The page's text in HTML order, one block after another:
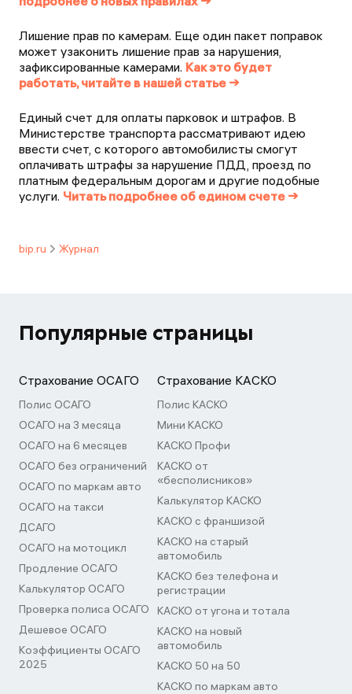
Лишение прав по камерам. Еще один пакет поправок
может узаконить лишение прав за нарушения,
зафиксированные камерами. Как это будет
работать, читайте в нашей статье →
Единый счет для оплаты парковок и штрафов. В
Министерстве транспорта рассматривают идею
ввести счет, с которого автомобилисты смогут
оплачивать штрафы за нарушение ПДД, проезд по
платным федеральным дорогам и другие подобные
услуги. Читать подробнее об едином счете →
bip.ru Журнал
Популярные страницы
Страхование ОСАГО
Полис ОСАГО
ОСАГО на 3 месяца
ОСАГО на 6 месяцев
ОСАГО без ограничений
ОСАГО по маркам авто
ОСАГО на такси
ДСАГО
ОСАГО на мотоцикл
Продление ОСАГО
Калькулятор ОСАГО
Проверка полиса ОСАГО
Дешевое ОСАГО
Коэффициенты ОСАГО
2025
Страхование КАСКО
Полис КАСКО
Мини КАСКО
КАСКО Профи
КАСКО от
«бесполисников»
Калькулятор КАСКО
КАСКО с франшизой
КАСКО на старый
автомобиль
КАСКО без телефона и
регистрации
КАСКО от угона и тотала
КАСКО на новый
автомобиль
КАСКО 50 на 50
КАСКО по маркам авто